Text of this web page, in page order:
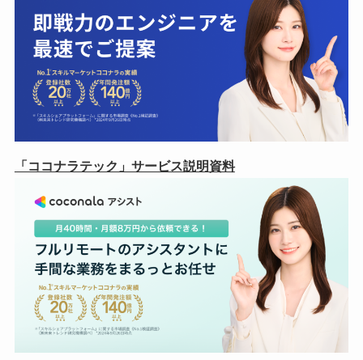
「ココナラテック」サービス説明資料